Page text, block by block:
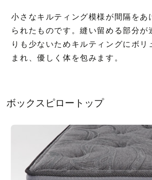
小さなキルティング模様が間隔をあ
られたものです。縫い留める部分が
りも少ないためキルティングにボリ
まれ、優しく体を包みます。
ボックスピロートップ